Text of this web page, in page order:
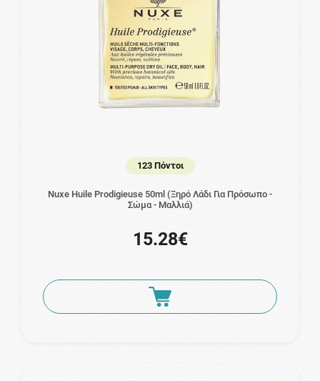
123 Πόντοι
Nuxe Huile Prodigieuse 50ml (Ξηρό Λάδι Για Πρόσωπο -
Σώμα - Μαλλιά)
15.28€